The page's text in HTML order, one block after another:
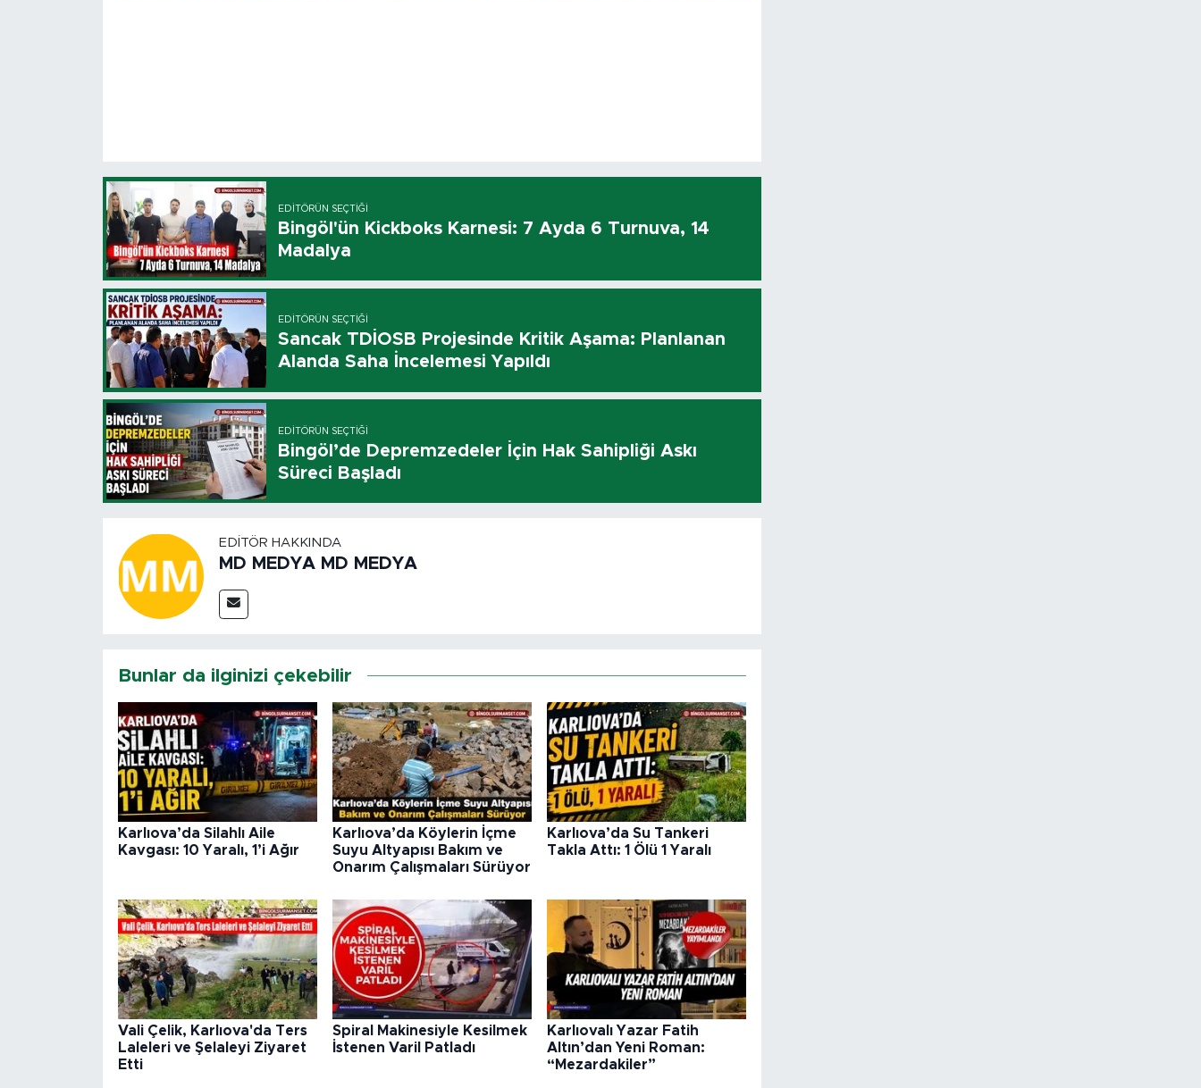
EDITÖRÜN SEÇTIĞI
Bingöl'ün Kickboks Karnesi: 7 Ayda 6 Turnuva, 14
Madalya
EDITÖRÜN SEÇTIĞI
Sancak TDİOSB Projesinde Kritik Aşama: Planlanan
Alanda Saha İncelemesi Yapıldı
EDITÖRÜN SEÇTIĞI
Bingöl’de Depremzedeler İçin Hak Sahipliği Askı
Süreci Başladı
EDITÖR HAKKINDA
MD MEDYA MD MEDYA
Bunlar da ilginizi çekebilir
Karlıova’da Silahlı Aile
Kavgası: 10 Yaralı, 1’i Ağır
Karlıova’da Köylerin İçme
Suyu Altyapısı Bakım ve
Onarım Çalışmaları Sürüyor
Karlıova’da Su Tankeri
Takla Attı: 1 Ölü 1 Yaralı
Vali Çelik, Karlıova'da Ters
Laleleri ve Şelaleyi Ziyaret
Etti
Spiral Makinesiyle Kesilmek
İstenen Varil Patladı
Karlıovalı Yazar Fatih
Altın’dan Yeni Roman:
“Mezardakiler”